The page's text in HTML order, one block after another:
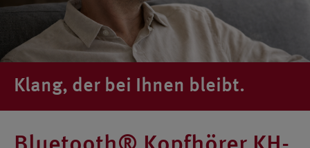
Klang, der bei Ihnen bleibt.